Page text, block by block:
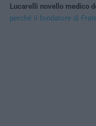
Lucarelli novello medico
perché il fondatore di